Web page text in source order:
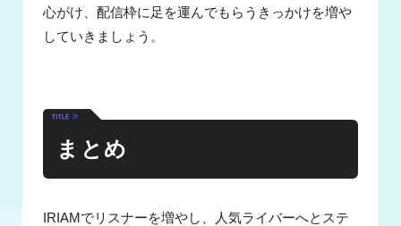
心がけ、配信枠に足を運んでもらうきっかけを増や
していきましょう。
まとめ
IRIAMでリスナーを増やし、人気ライバーへとステ